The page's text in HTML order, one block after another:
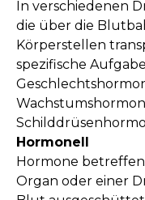
In verschiedenen
die über die
Körperstellen
spezifische
Hormonell
Hormone
Organ oder einer